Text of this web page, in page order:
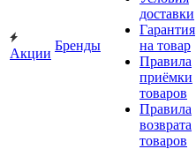
Акции
Бренды
доставки
Гарантия
на товар
Правила
приёмки
товаров
Правила
возврата
товаров